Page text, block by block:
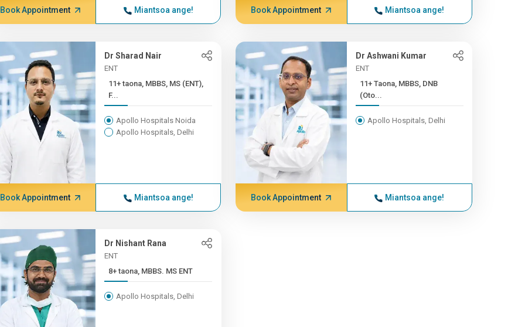
Book Appointment Miantsoa ange! Book Appointment Miantsoa ange!
Dr Sharad Nair
ENT
11+ taona, MBBS, MS (ENT),
F...
Apollo Hospitals Noida
Apollo Hospitals, Delhi
Book Appointment Miantsoa ange!
Dr Ashwani Kumar
ENT
11+ Taona, MBBS, DNB
(Oto...
Apollo Hospitals, Delhi
Book Appointment Miantsoa ange!
Dr Nishant Rana
ENT
8+ taona, MBBS. MS ENT
Apollo Hospitals, Delhi